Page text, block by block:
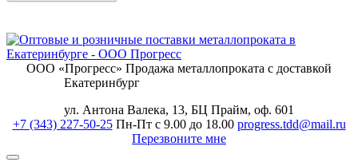
ООО «Прогресс» Продажа металлопроката с доставкой
Екатеринбург
ул. Антона Валека, 13, БЦ Прайм, оф. 601
+7 (343) 227-50-25 Пн-Пт с 9.00 до 18.00 progress.tdd@mail.ru
Перезвоните мне